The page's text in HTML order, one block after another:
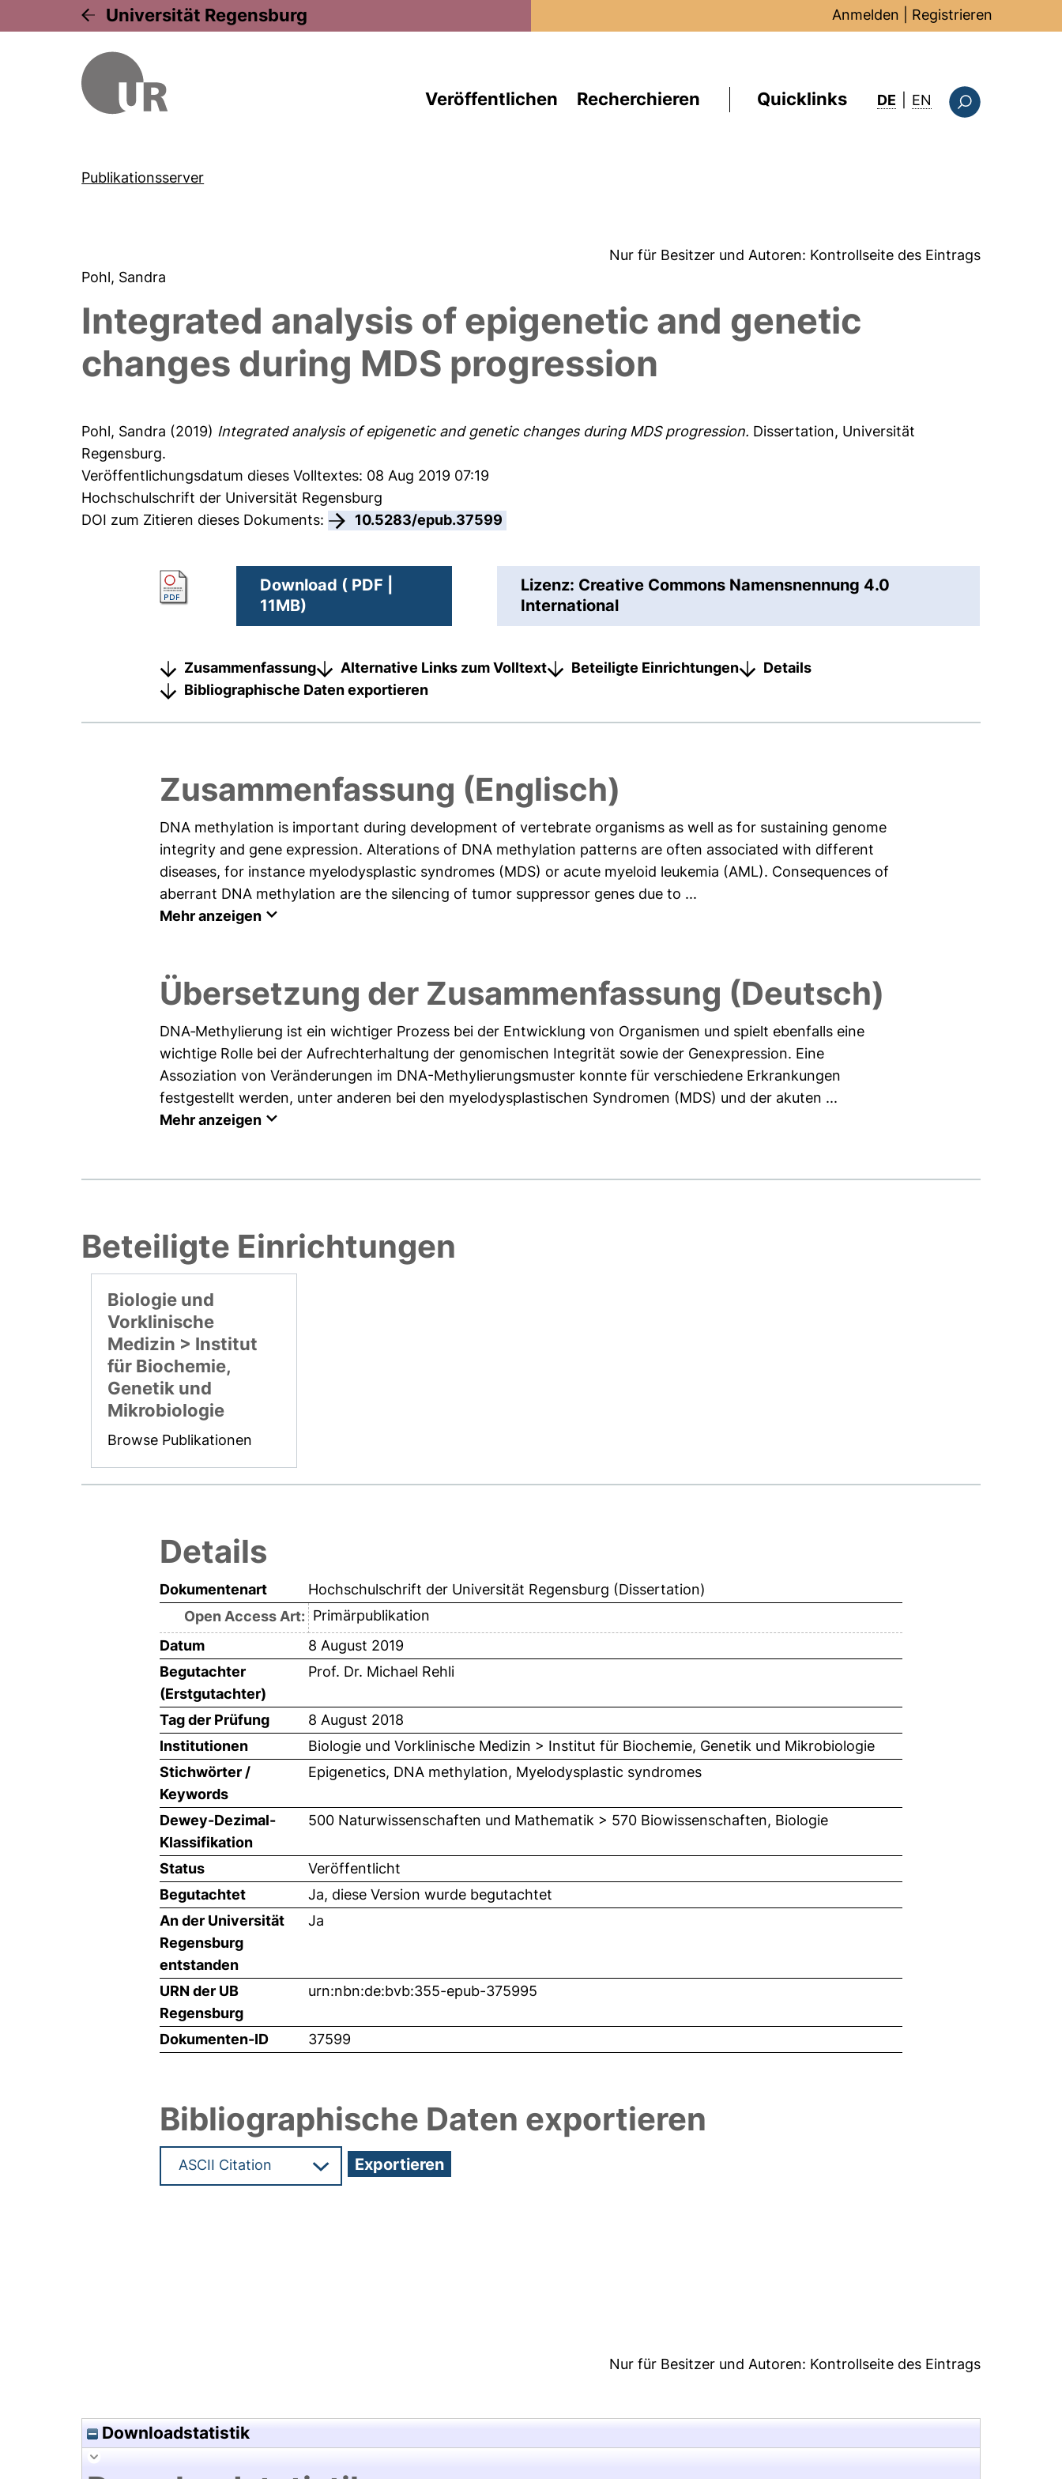
Universität Regensburg Anmelden Registrieren
Veröffentlichen Recherchieren Quicklinks DE EN : this page in
Publikationsserver
Nur für Besitzer und Autoren: Kontrollseite des Eintrags
Pohl, Sandra
Integrated analysis of epigenetic and genetic
changes during MDS progression
Pohl, Sandra (2019) Integrated analysis of epigenetic and genetic changes during MDS progression. Dissertation, Universität
Regensburg.
Veröffentlichungsdatum dieses Volltextes: 08 Aug 2019 07:19
Hochschulschrift der Universität Regensburg
DOI zum Zitieren dieses Dokuments:
10.5283/epub.37599
Download ( PDF |
11MB)
Lizenz: Creative Commons Namensnennung 4.0
International
Zusammenfassung Alternative Links zum Volltext Beteiligte Einrichtungen
Details
Bibliographische Daten exportieren
Zusammenfassung (Englisch)
DNA methylation is important during development of vertebrate organisms as well as for sustaining genome
integrity and gene expression. Alterations of DNA methylation patterns are often associated with different
diseases, for instance myelodysplastic syndromes (MDS) or acute myeloid leukemia (AML). Consequences of
aberrant DNA methylation are the silencing of tumor suppressor genes due to ...
Mehr anzeigen
Übersetzung der Zusammenfassung (Deutsch)
DNA‐Methylierung ist ein wichtiger Prozess bei der Entwicklung von Organismen und spielt ebenfalls eine
wichtige Rolle bei der Aufrechterhaltung der genomischen Integrität sowie der Genexpression. Eine
Assoziation von Veränderungen im DNA-Methylierungsmuster konnte für verschiedene Erkrankungen
festgestellt werden, unter anderen bei den myelodysplastischen Syndromen (MDS) und der akuten ...
Mehr anzeigen
Beteiligte Einrichtungen
Biologie und
Vorklinische
Medizin > Institut
für Biochemie,
Genetik und
Mikrobiologie
Browse Publikationen
Details
Dokumentenart
Hochschulschrift der Universität Regensburg (Dissertation)
Open Access Art: Primärpublikation
Datum
8 August 2019
Begutachter
(Erstgutachter)
Prof. Dr. Michael Rehli
Tag der Prüfung
8 August 2018
Institutionen
Biologie und Vorklinische Medizin > Institut für Biochemie, Genetik und Mikrobiologie
Stichwörter /
Keywords
Epigenetics, DNA methylation, Myelodysplastic syndromes
Dewey-Dezimal-
Klassifikation
500 Naturwissenschaften und Mathematik > 570 Biowissenschaften, Biologie
Status
Veröffentlicht
Begutachtet
Ja, diese Version wurde begutachtet
An der Universität
Regensburg
entstanden
Ja
URN der UB
Regensburg
urn:nbn:de:bvb:355-epub-375995
Dokumenten-ID 37599
Bibliographische Daten exportieren
Nur für Besitzer und Autoren: Kontrollseite des Eintrags
Downloadstatistik